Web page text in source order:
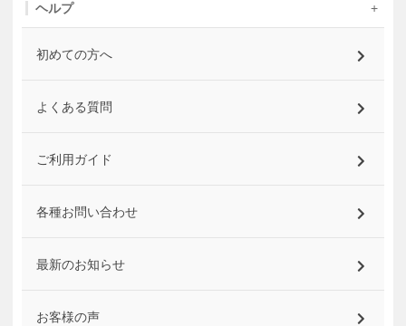
ヘルプ
初めての方へ
よくある質問
ご利用ガイド
各種お問い合わせ
最新のお知らせ
お客様の声